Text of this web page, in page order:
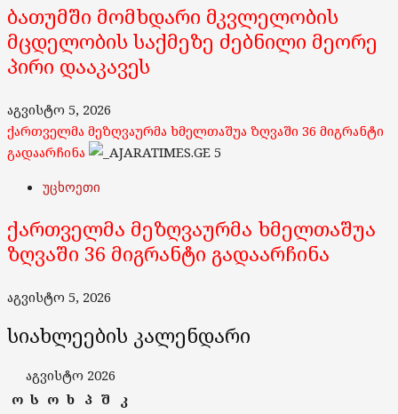
ბათუმში მომხდარი მკვლელობის
მცდელობის საქმეზე ძებნილი მეორე
პირი დააკავეს
აგვისტო 5, 2026
ქართველმა მეზღვაურმა ხმელთაშუა ზღვაში 36 მიგრანტი
გადაარჩინა
5
უცხოეთი
ქართველმა მეზღვაურმა ხმელთაშუა
ზღვაში 36 მიგრანტი გადაარჩინა
აგვისტო 5, 2026
სიახლეების კალენდარი
აგვისტო 2026
ო ს ო ხ პ შ
კ